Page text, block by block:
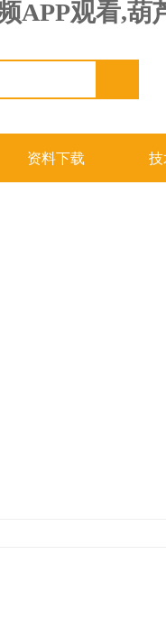
APP观看,
资料下载 技